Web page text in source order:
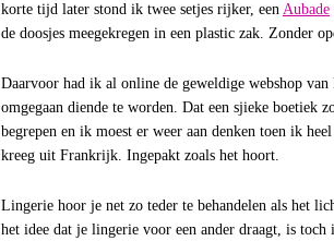
korte tijd later stond ik twee setjes rijker, een Aubade
de doosjes meegekregen in een plastic zak. Zonder
Daarvoor had ik al online de geweldige webshop
omgegaan diende te worden. Dat een sjieke boetiek
begrepen en ik moest er weer aan denken toen ik
kreeg uit Frankrijk. Ingepakt zoals het hoort.
Lingerie hoor je net zo teder te behandelen als het
het idee dat je lingerie voor een ander draagt, is